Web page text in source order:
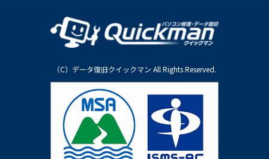
（C）データ復旧クイックマン All Rights Reserved.